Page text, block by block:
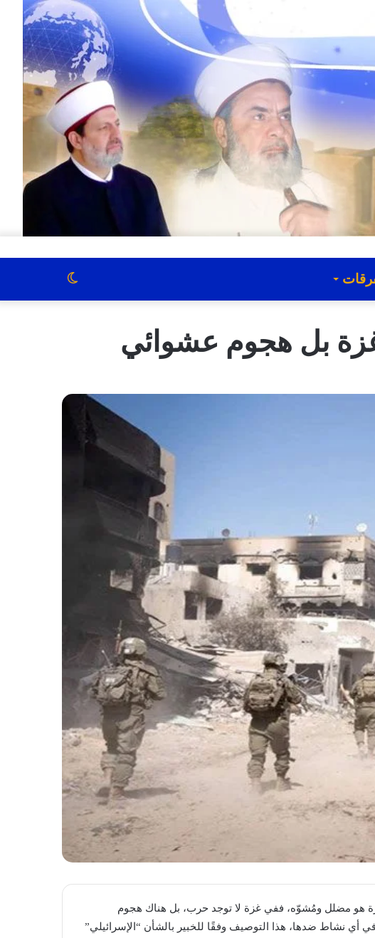
بل هجوم عشوائي
هو مضلل ومُشوّه، ففي غزة لا توجد حرب، بل هناك هجوم
نشاط ضدها، هذا التوصيف وفقًا للخبير بالشأن “الإسرائيلي”